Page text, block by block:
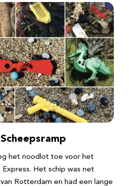
het noodlot toe voor het
Het schip was net
Rotterdam en had een lange